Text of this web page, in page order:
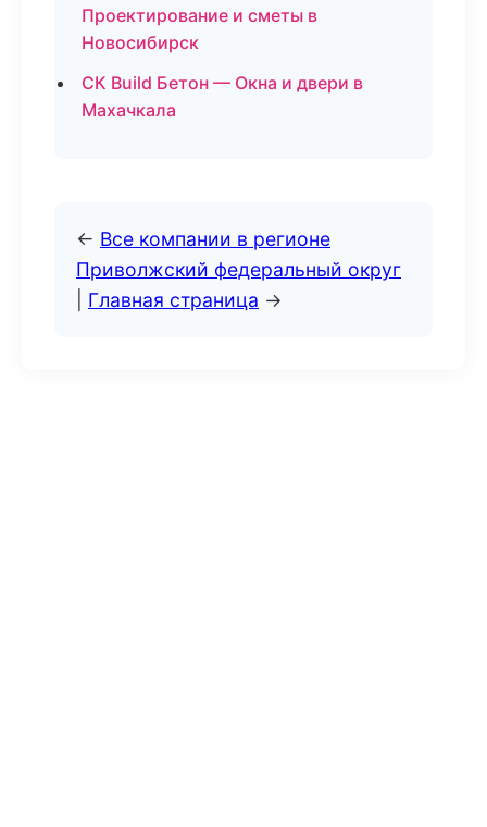
Проектирование и сметы в
Новосибирск
СК Build Бетон — Окна и двери в
Махачкала
← Все компании в регионе
Приволжский федеральный округ
Главная страница →